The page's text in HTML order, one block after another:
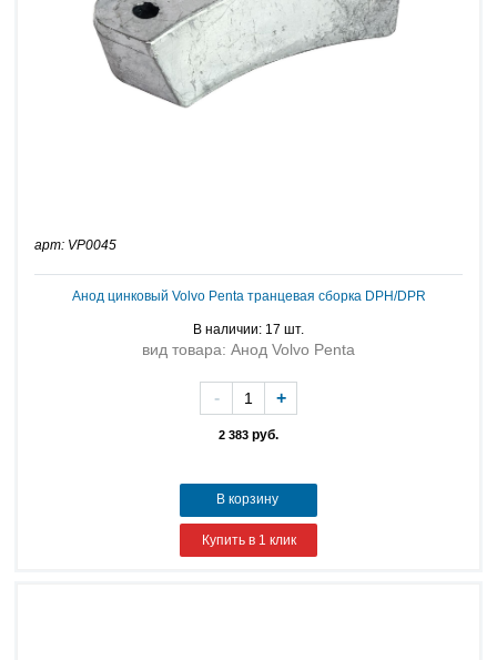
арт: VP0045
Анод цинковый Volvo Penta транцевая сборка DPH/DPR
В наличии: 17 шт.
вид товара: Анод Volvo Penta
2 383 руб.
- +
В корзину
Купить в 1 клик